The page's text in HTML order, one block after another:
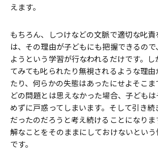
えます。
もちろん、しつけなどの文脈で適切な叱責
は、その理由が子どもにも把握できるの
ようという学習が行なわれるだけです。し
てみても叱られたり無視されるような理由
たり、何らかの失態はあったにせよそこ
どの問題とは思えなかった場合、子ども
めずに戸惑ってしまいます。そして引き
だったのだろうと考え続けることになりま
解なことをそのままにしておけないという
です。